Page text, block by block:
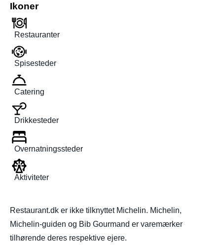
Ikoner
Restauranter
Spisesteder
Catering
Drikkesteder
Overnatningssteder
Aktiviteter
Restaurant.dk er ikke tilknyttet Michelin. Michelin,
Michelin-guiden og Bib Gourmand er varemærker
tilhørende deres respektive ejere.